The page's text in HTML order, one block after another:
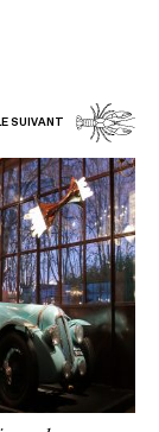
SUIVANT